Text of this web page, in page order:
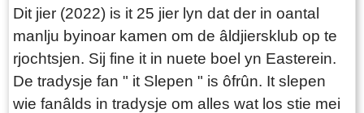
Dit jier (2022) is it 25 jier lyn dat der in oantal
manlju byinoar kamen om de âldjiersklub op te
rjochtsjen. Sij fine it in nuete boel yn Easterein.
De tradysje fan " it Slepen " is ôfrûn. It slepen
wie fanâlds in tradysje om alles wat los stie mei